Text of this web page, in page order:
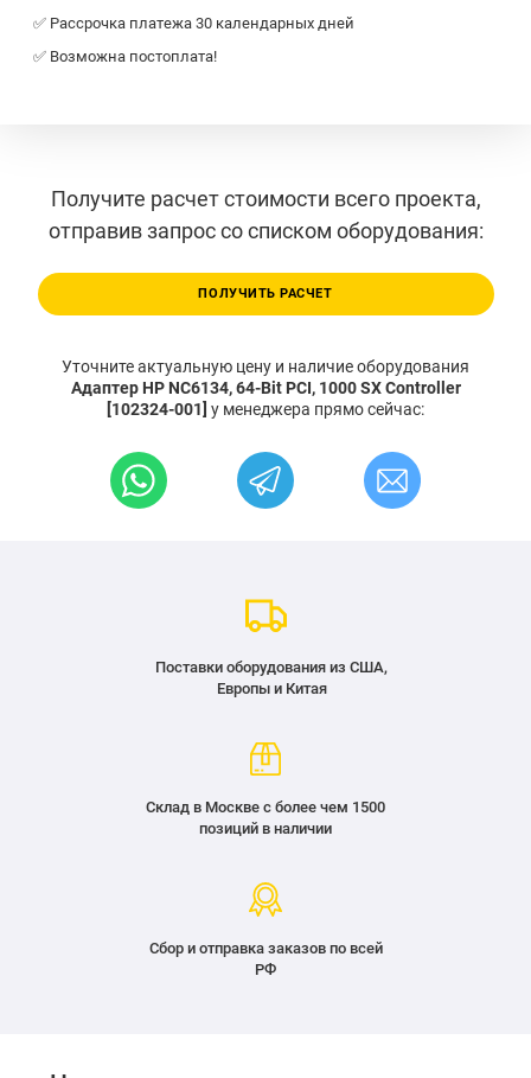
✅ Рассрочка платежа 30 календарных дней
✅ Возможна постоплата!
Получите расчет стоимости всего проекта,
отправив запрос со списком оборудования:
ПОЛУЧИТЬ РАСЧЕТ
Уточните актуальную цену и наличие оборудования
Адаптер HP NC6134, 64-Bit PCI, 1000 SX Controller
[102324-001] у менеджера прямо сейчас:
Поставки оборудования из США,
Европы и Китая
Склад в Москве с более чем 1500
позиций в наличии
Сбор и отправка заказов по всей
РФ